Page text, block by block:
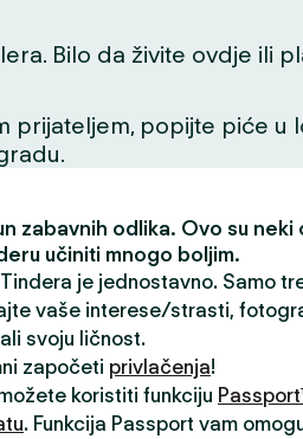
Bilo da živite ovdje ili
prijateljem, popijte piće u
zabavnih odlika. Ovo su neki
učiniti mnogo boljim.
je jednostavno. Samo
vaše interese/strasti,
svoju ličnost.
započeti privlačenja!
koristiti funkciju
. Funkcija Passport vam